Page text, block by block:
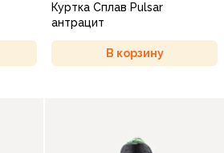
Куртка Сплав Pulsar
антрацит
В корзину